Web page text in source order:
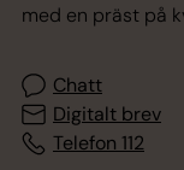
med en präst på
Chatt
Digitalt brev
Telefon 112